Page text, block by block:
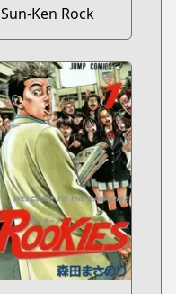
Sun-Ken Rock